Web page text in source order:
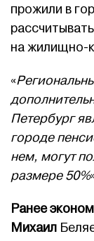
прожили в
на жилищно-
«
Петербург
городе
нем, могут
размере 50%
Ранее
Михаил